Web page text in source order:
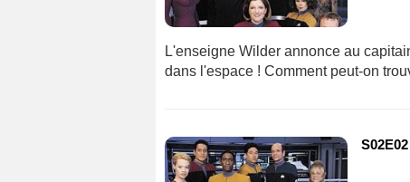
L'enseigne Wilder annonce au
dans l'espace ! Comment peut-on